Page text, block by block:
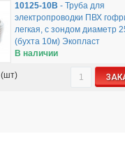
10125-10B - Труба для
электропроводки ПВХ
легкая, с зондом диаметр
(бухта 10м) Экопласт
В наличии
(шт)